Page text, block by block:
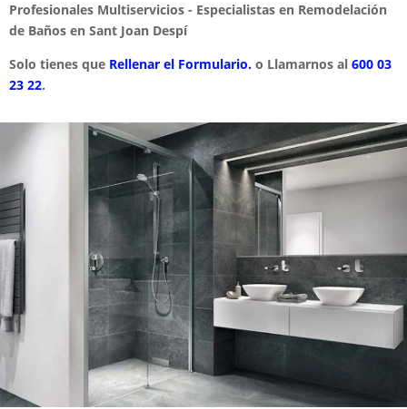
Profesionales Multiservicios - Especialistas en Remodelación
de Baños en Sant Joan Despí
Solo tienes que Rellenar el Formulario. o Llamarnos al 600 03
23 22.